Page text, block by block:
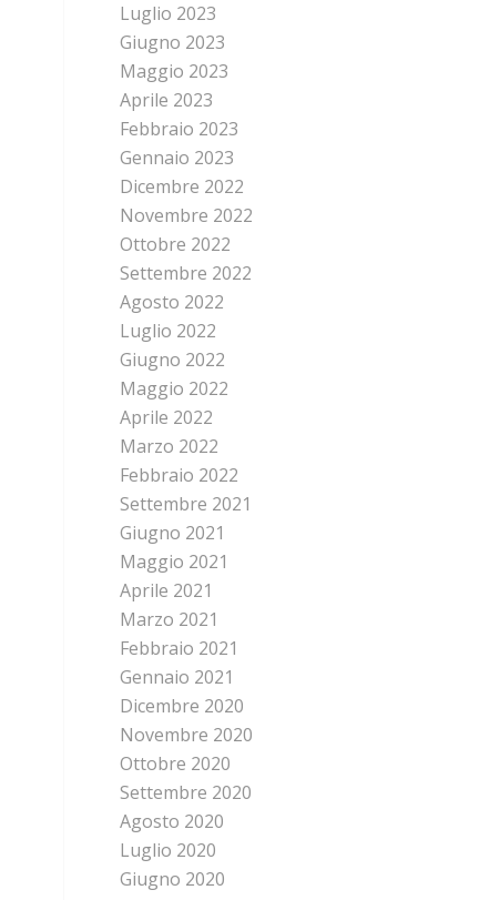
Luglio 2023
Giugno 2023
Maggio 2023
Aprile 2023
Febbraio 2023
Gennaio 2023
Dicembre 2022
Novembre 2022
Ottobre 2022
Settembre 2022
Agosto 2022
Luglio 2022
Giugno 2022
Maggio 2022
Aprile 2022
Marzo 2022
Febbraio 2022
Settembre 2021
Giugno 2021
Maggio 2021
Aprile 2021
Marzo 2021
Febbraio 2021
Gennaio 2021
Dicembre 2020
Novembre 2020
Ottobre 2020
Settembre 2020
Agosto 2020
Luglio 2020
Giugno 2020